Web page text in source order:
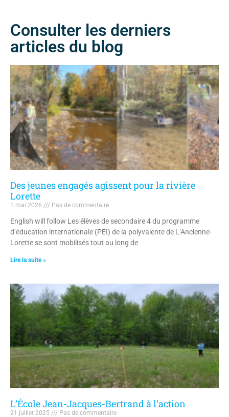
Consulter les derniers
articles du blog
Des jeunes engagés agissent pour la rivière
Lorette
1 mai 2026 Pas de commentaire
English will follow Les élèves de secondaire 4 du programme
d’éducation internationale (PEI) de la polyvalente de L’Ancienne-
Lorette se sont mobilisés tout au long de
Lire la suite »
L’École Jean-Jacques-Bertrand à l’action
21 juillet 2025 Pas de commentaire
Infolettre - Éduc-Nature (Camp de jour du
G3E)
Infolettre - ZICO
Infolettre - ClimAction
Infolettre - Des rivières surveillées
Infolettre - Bulletin Eaux Nouvelles (G3E)
Infolettre - Collectif Eau Québec
S'INSCRIRE